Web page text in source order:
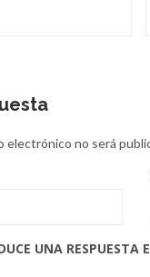
electrónico no será
UNA RESPUESTA